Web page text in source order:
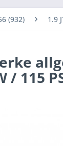
(932) 1.9
/ 115